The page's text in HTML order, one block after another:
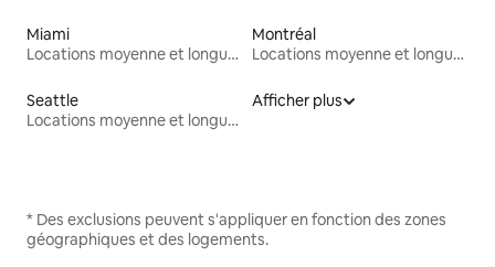
Miami
Locations moyenne et longue durée
Montréal
Locations moyenne et longue durée
Seattle
Locations moyenne et longue durée
Afficher plus
* Des exclusions peuvent s'appliquer en fonction des zones
géographiques et des logements.